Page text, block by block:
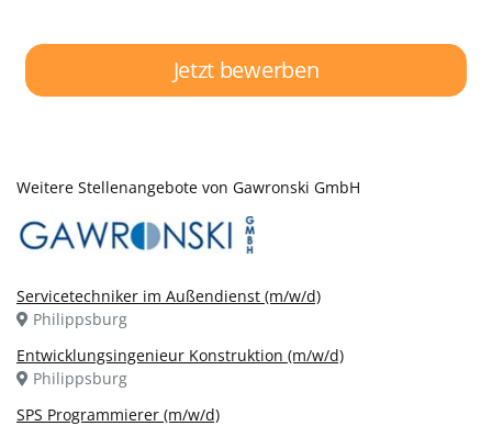
Jetzt bewerben
Weitere Stellenangebote von Gawronski GmbH
Servicetechniker im Außendienst (m/w/d)
Philippsburg
Entwicklungsingenieur Konstruktion (m/w/d)
Philippsburg
SPS Programmierer (m/w/d)